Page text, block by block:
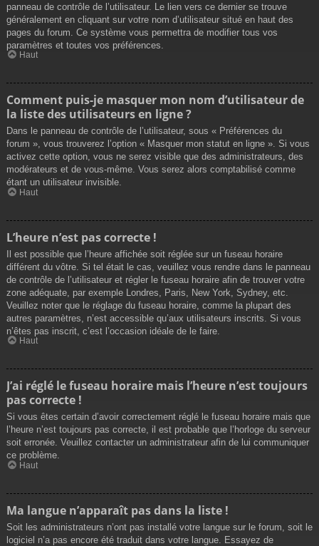
panneau de contrôle de l’utilisateur. Le lien vers ce dernier se trouve
généralement en cliquant sur votre nom d’utilisateur situé en haut des
pages du forum. Ce système vous permettra de modifier tous vos
paramètres et toutes vos préférences.
Haut
Comment puis-je masquer mon nom d’utilisateur de
la liste des utilisateurs en ligne ?
Dans le panneau de contrôle de l’utilisateur, sous « Préférences du
forum », vous trouverez l’option « Masquer mon statut en ligne ». Si vous
activez cette option, vous ne serez visible que des administrateurs, des
modérateurs et de vous-même. Vous serez alors comptabilisé comme
étant un utilisateur invisible.
Haut
L’heure n’est pas correcte !
Il est possible que l’heure affichée soit réglée sur un fuseau horaire
différent du vôtre. Si tel était le cas, veuillez vous rendre dans le panneau
de contrôle de l’utilisateur et régler le fuseau horaire afin de trouver votre
zone adéquate, par exemple Londres, Paris, New York, Sydney, etc.
Veuillez noter que le réglage du fuseau horaire, comme la plupart des
autres paramètres, n’est accessible qu’aux utilisateurs inscrits. Si vous
n’êtes pas inscrit, c’est l’occasion idéale de le faire.
Haut
J’ai réglé le fuseau horaire mais l’heure n’est toujours
pas correcte !
Si vous êtes certain d’avoir correctement réglé le fuseau horaire mais que
l’heure n’est toujours pas correcte, il est probable que l’horloge du serveur
soit erronée. Veuillez contacter un administrateur afin de lui communiquer
ce problème.
Haut
Ma langue n’apparaît pas dans la liste !
Soit les administrateurs n’ont pas installé votre langue sur le forum, soit le
logiciel n’a pas encore été traduit dans votre langue. Essayez de